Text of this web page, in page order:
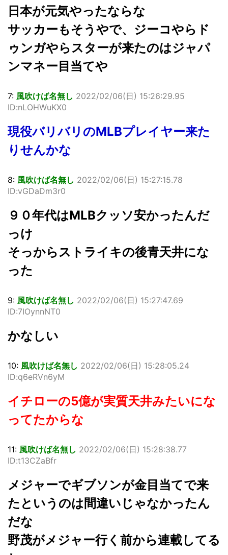
日本が元気やったならな
サッカーもそうやで、ジーコやらド
ゥンガやらスターが来たのはジャパ
ンマネー目当てや
7: 風吹けば名無し 2022/02/06(日) 15:26:29.95
ID:nLOHWuKX0
現役バリバリのMLBプレイヤー来た
りせんかな
8: 風吹けば名無し 2022/02/06(日) 15:27:15.78
ID:vGDaDm3r0
９０年代はMLBクッソ安かったんだ
っけ
そっからストライキの後青天井にな
った
9: 風吹けば名無し 2022/02/06(日) 15:27:47.69
ID:7IOynnNT0
かなしい
10: 風吹けば名無し 2022/02/06(日) 15:28:05.24
ID:q6eRVn6yM
イチローの5億が実質天井みたいにな
ってたからな
11: 風吹けば名無し 2022/02/06(日) 15:28:38.77
ID:t13CZaBfr
メジャーでギブソンが金目当てで来
たというのは間違いじゃなかったん
だな
野茂がメジャー行く前から連載してる